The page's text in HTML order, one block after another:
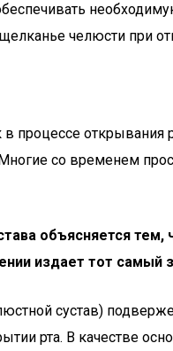
челюсти при
процессе
со временем
объясняется
издает тот
сустав)
рта. В качестве